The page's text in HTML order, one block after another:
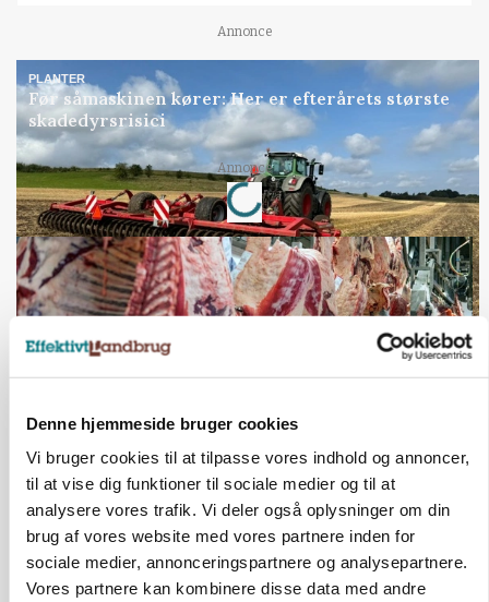
Denne hjemmeside bruger cookies
Vi bruger cookies til at tilpasse vores indhold og annoncer,
til at vise dig funktioner til sociale medier og til at
analysere vores trafik. Vi deler også oplysninger om din
brug af vores website med vores partnere inden for
sociale medier, annonceringspartnere og analysepartnere.
Vores partnere kan kombinere disse data med andre
Annonce
PLANTER
Før såmaskinen kører: Her er efterårets største
skadedyrsrisici
Annonce
Loading...
MARKED
Uændret notering: Spæde lyspunkter i fortsat
presset marked for oksekød